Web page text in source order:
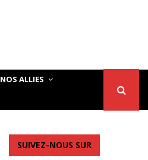
NOS ALLIES
SUIVEZ-NOUS SUR